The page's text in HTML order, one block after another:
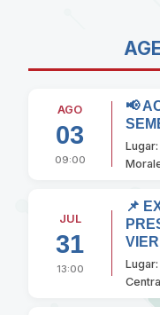
AGO
03
09:00
📢
JUL
31
13:00
📌